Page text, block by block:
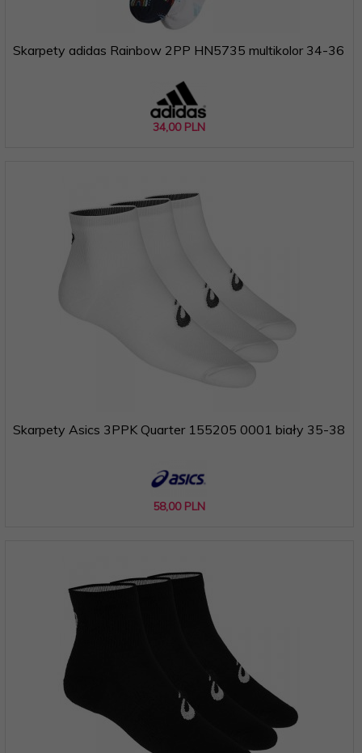
Skarpety adidas Rainbow 2PP HN5735 multikolor 34-36
34,00 PLN
Skarpety Asics 3PPK Quarter 155205 0001 biały 35-38
58,00 PLN